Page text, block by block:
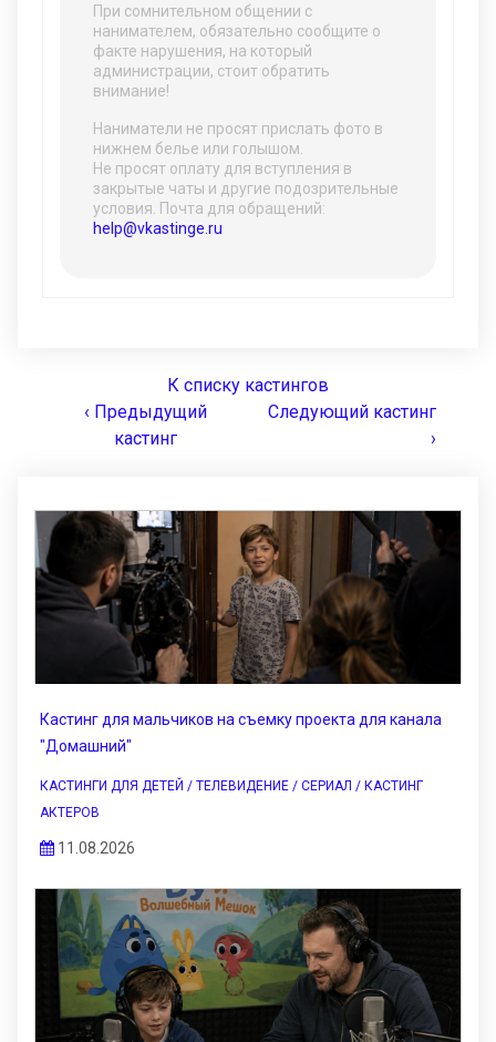
При сомнительном общении с
нанимателем, обязательно сообщите о
факте нарушения, на который
администрации, стоит обратить
внимание!
Наниматели не просят прислать фото в
нижнем белье или голышом.
Не просят оплату для вступления в
закрытые чаты и другие подозрительные
условия. Почта для обращений:
help@vkastinge.ru
К списку кастингов
‹ Предыдущий
кастинг
Следующий кастинг
›
Кастинг для мальчиков на съемку проекта для канала
"Домашний"
КАСТИНГИ ДЛЯ ДЕТЕЙ / ТЕЛЕВИДЕНИЕ / СЕРИАЛ / КАСТИНГ
АКТЕРОВ
11.08.2026